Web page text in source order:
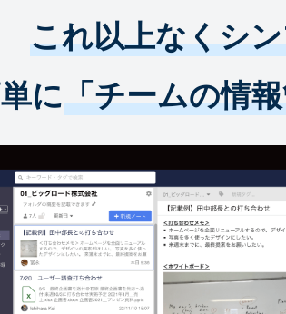
これ以上なくシ
に「チームの情